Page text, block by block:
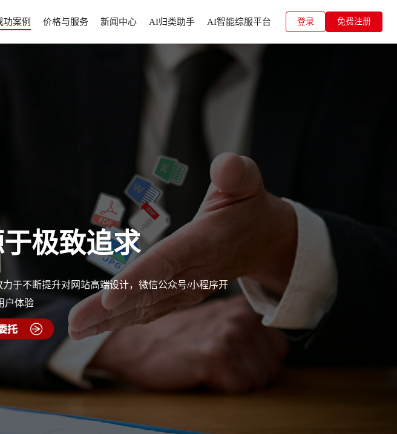
功案例 价格与服务 新闻中心 AI归类助手 AI智能综服平台 登录 免费注册
极致追求
于不断提升对网站高端设计，微信公众号/小程序开
户体验